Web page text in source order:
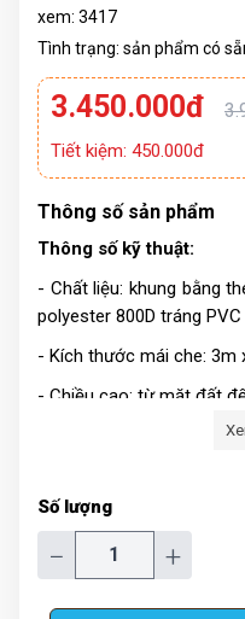
xem: 3417
Tình trạng: sản phẩm có
3.450.000đ
Tiết kiệm: 450.000đ
Thông số sản phẩm
Thông số kỹ thuật:
- Chất liệu: khung bằng
polyester 800D tráng
- Kích thước mái che: 3m
- Chiều cao: từ mặt đất
- Màu sắc: màu xanh,
- Kích thước đóng gói:
- Sản phẩm bao gồm: 1
chỉnh và 1 vải bạt mái che.
Số lượng
− +